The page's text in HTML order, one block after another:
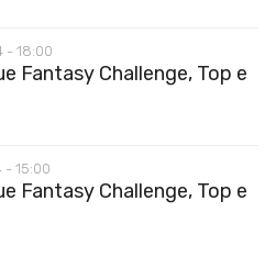
- 18:00
Fantasy Challenge, Top e
- 15:00
Fantasy Challenge, Top e